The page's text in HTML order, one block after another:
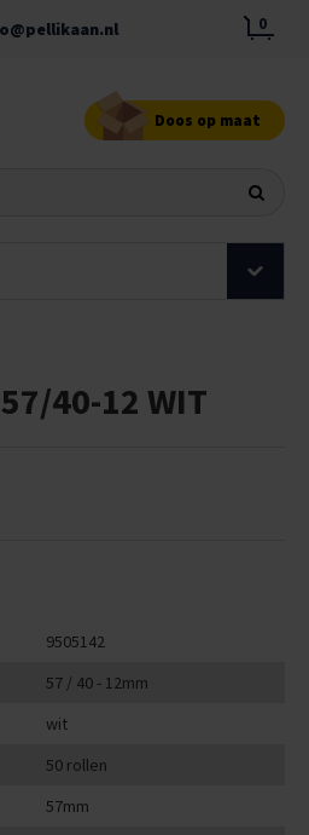
0
Doos op maat
40-12 WIT
9505142
57 / 40 - 12mm
wit
50 rollen
57mm